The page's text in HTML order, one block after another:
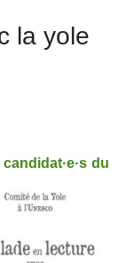
la yole
du